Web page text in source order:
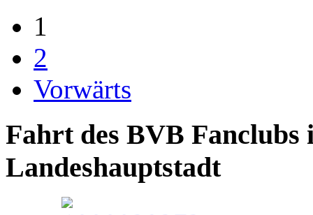
1
2
Vorwärts
Fahrt des BVB Fanclubs
Landeshauptstadt